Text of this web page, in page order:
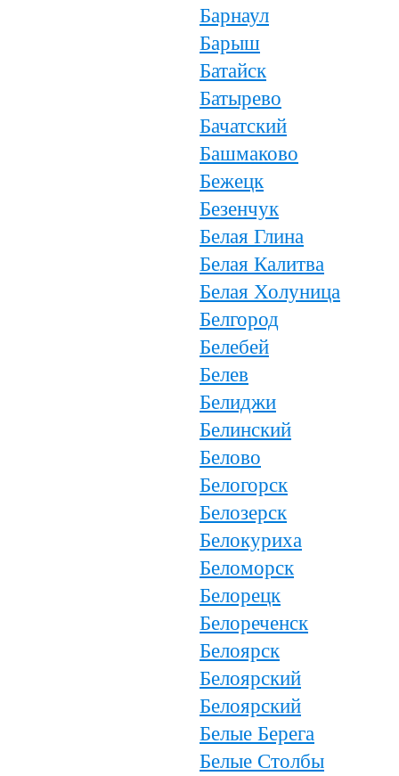
Барнаул
Барыш
Батайск
Батырево
Бачатский
Башмаково
Бежецк
Безенчук
Белая Глина
Белая Калитва
Белая Холуница
Белгород
Белебей
Белев
Белиджи
Белинский
Белово
Белогорск
Белозерск
Белокуриха
Беломорск
Белорецк
Белореченск
Белоярск
Белоярский
Белоярский
Белые Берега
Белые Столбы